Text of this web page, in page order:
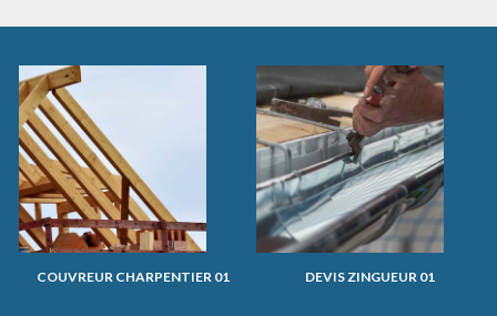
COUVREUR CHARPENTIER 01 DEVIS ZINGUEUR 01